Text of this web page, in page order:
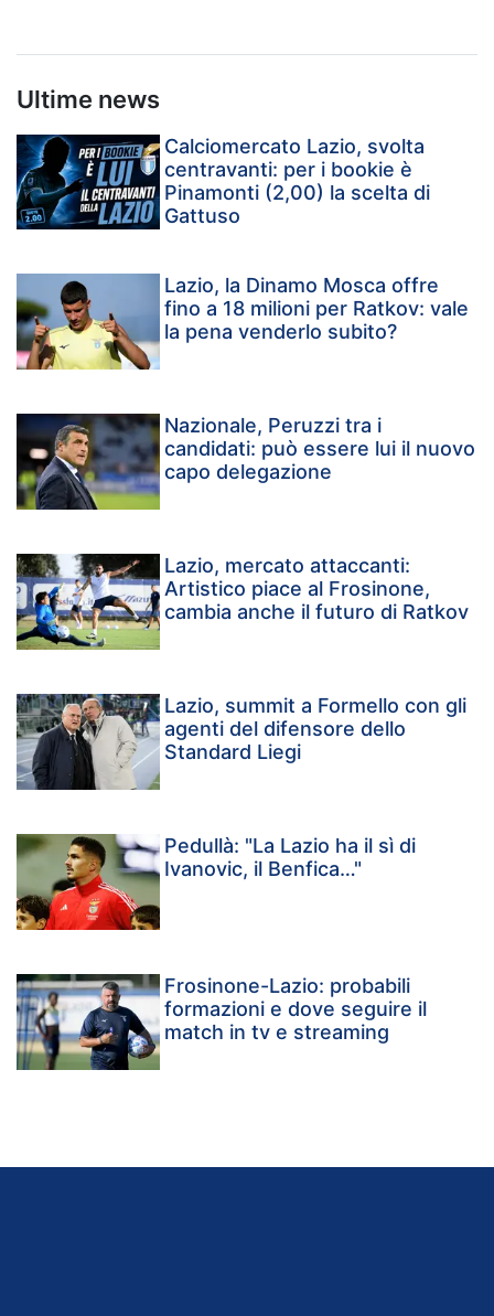
Ultime news
Calciomercato Lazio, svolta
centravanti: per i bookie è
Pinamonti (2,00) la scelta di
Gattuso
Lazio, la Dinamo Mosca offre
fino a 18 milioni per Ratkov: vale
la pena venderlo subito?
Nazionale, Peruzzi tra i
candidati: può essere lui il nuovo
capo delegazione
Lazio, mercato attaccanti:
Artistico piace al Frosinone,
cambia anche il futuro di Ratkov
Lazio, summit a Formello con gli
agenti del difensore dello
Standard Liegi
Pedullà: "La Lazio ha il sì di
Ivanovic, il Benfica…"
Frosinone-Lazio: probabili
formazioni e dove seguire il
match in tv e streaming